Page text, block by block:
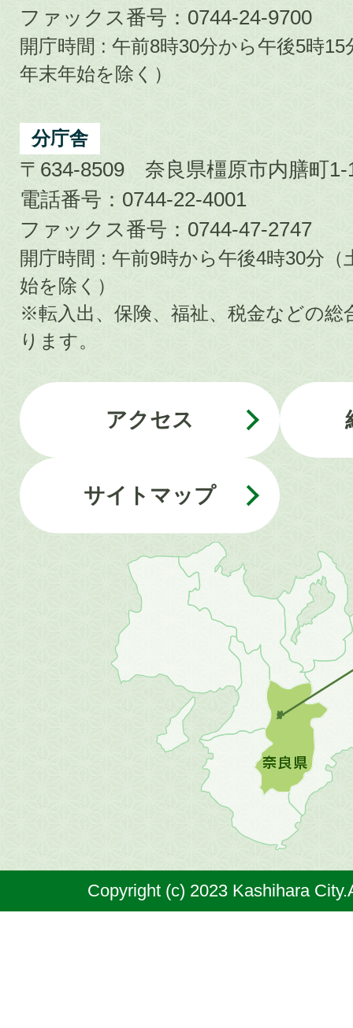
ファックス番号：0744-24-9700
開庁時間 : 午前8時30分から午後5時
年末年始を除く）
分庁舎
〒634-8509 奈良県橿原市内膳町1-
電話番号：0744-22-4001
ファックス番号：0744-47-2747
開庁時間 : 午前9時から午後4時30分
始を除く）
※転入出、保険、福祉、税金などの総
ります。
アクセス
サイトマップ
近
畿
地
方
の
奈
良
Copyright (c) 2023 Kashihara